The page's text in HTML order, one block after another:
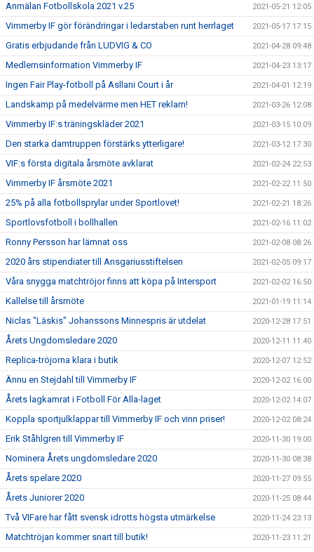
Anmälan Fotbollskola 2021 v.25 2021-05-21 12:05
Vimmerby IF gör förändringar i ledarstaben runt herrlaget 2021-05-17 17:15
Gratis erbjudande från LUDVIG & CO 2021-04-28 09:48
Medlemsinformation Vimmerby IF 2021-04-23 13:17
Ingen Fair Play-fotboll på Asllani Court i år 2021-04-01 12:19
Landskamp på medelvärme men HET reklam! 2021-03-26 12:08
Vimmerby IF:s träningskläder 2021 2021-03-15 10:09
Den starka damtruppen förstärks ytterligare! 2021-03-12 17:30
VIF:s första digitala årsmöte avklarat 2021-02-24 22:53
Vimmerby IF årsmöte 2021 2021-02-22 11:50
25% på alla fotbollsprylar under Sportlovet! 2021-02-21 18:26
Sportlovsfotboll i bollhallen 2021-02-16 11:02
Ronny Persson har lämnat oss 2021-02-08 08:26
2020 års stipendiater till Ansgariusstiftelsen 2021-02-05 09:17
Våra snygga matchtröjor finns att köpa på Intersport 2021-02-02 16:50
Kallelse till årsmöte 2021-01-19 11:14
Niclas "Läskis" Johanssons Minnespris är utdelat 2020-12-28 17:51
Årets Ungdomsledare 2020 2020-12-11 11:40
Replica-tröjorna klara i butik 2020-12-07 12:52
Ännu en Stejdahl till Vimmerby IF 2020-12-02 16:00
Årets lagkamrat i Fotboll För Alla-laget 2020-12-02 14:07
Koppla sportjulklappar till Vimmerby IF och vinn priser! 2020-12-02 08:24
Erik Ståhlgren till Vimmerby IF 2020-11-30 19:00
Nominera Årets ungdomsledare 2020 2020-11-30 08:38
Årets spelare 2020 2020-11-27 09:55
Årets Juniorer 2020 2020-11-25 08:44
Två VIFare har fått svensk idrotts högsta utmärkelse 2020-11-24 23:13
Matchtröjan kommer snart till butik! 2020-11-23 11:21